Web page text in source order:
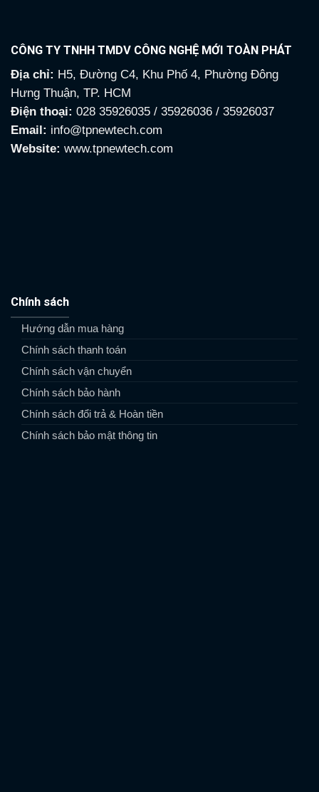
CÔNG TY TNHH TMDV CÔNG NGHỆ MỚI TOÀN PHÁT
Địa chỉ: H5, Đường C4, Khu Phố 4, Phường Đông
Hưng Thuận, TP. HCM
Điện thoại: 028 35926035 / 35926036 / 35926037
Email: info@tpnewtech.com
Website: www.tpnewtech.com
Chính sách
Hướng dẫn mua hàng
Chính sách thanh toán
Chính sách vận chuyển
Chính sách bảo hành
Chính sách đổi trả & Hoàn tiền
Chính sách bảo mật thông tin